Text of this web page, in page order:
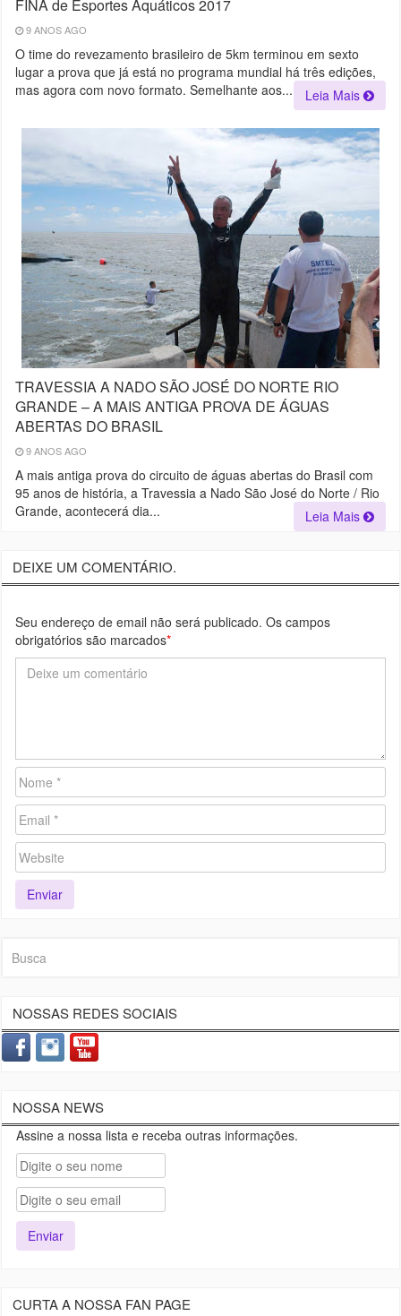
FINA de Esportes Aquáticos 2017
9 ANOS AGO
O time do revezamento brasileiro de 5km terminou em sexto
lugar a prova que já está no programa mundial há três edições,
mas agora com novo formato. Semelhante aos...
Leia Mais
TRAVESSIA A NADO SÃO JOSÉ DO NORTE RIO
GRANDE – A MAIS ANTIGA PROVA DE ÁGUAS
ABERTAS DO BRASIL
9 ANOS AGO
A mais antiga prova do circuito de águas abertas do Brasil com
95 anos de história, a Travessia a Nado São José do Norte / Rio
Grande, acontecerá dia...
Leia Mais
DEIXE UM COMENTÁRIO.
Seu endereço de email não será publicado. Os campos
obrigatórios são marcados*
NOSSAS REDES SOCIAIS
NOSSA NEWS
Assine a nossa lista e receba outras informações.
CURTA A NOSSA FAN PAGE